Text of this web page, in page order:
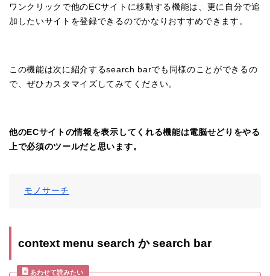
ワンクリックで他のECサイトに移動する機能は、更に自分で追
加したいサイトを登録できるのでかなりおすすめできます。
この機能は次に紹介するsearch barでも同様のことができるの
で、ぜひカスタマイズしてみてください。
他のECサイトの情報を表示してくれる機能は電脳せどりをやる
上で必須のツールだと思います。
モノサーチ
context menu search か search bar